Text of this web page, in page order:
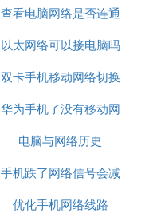
查看电脑网络是否连通
可以用什么命令
以太网络可以接电脑吗
双卡手机移动网络切换
吗
华为手机了没有移动网
络信号怎么回事
电脑与网络历史
手机跌了网络信号会减
弱吗
优化手机网络线路